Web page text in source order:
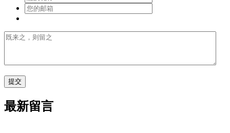
最新留言